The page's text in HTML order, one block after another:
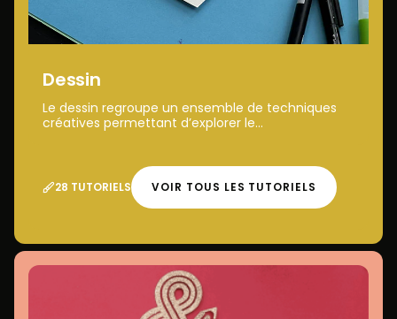
Dessin
Le dessin regroupe un ensemble de techniques
créatives permettant d’explorer le...
28 TUTORIELS VOIR TOUS LES TUTORIELS